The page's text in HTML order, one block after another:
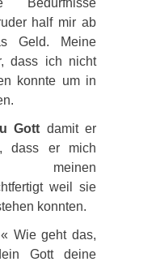
half mir ab
Geld. Meine
dass ich nicht
konnte um in
Gott damit er
dass er mich
meinen
weil sie
konnten.
Wie geht das,
Gott deine